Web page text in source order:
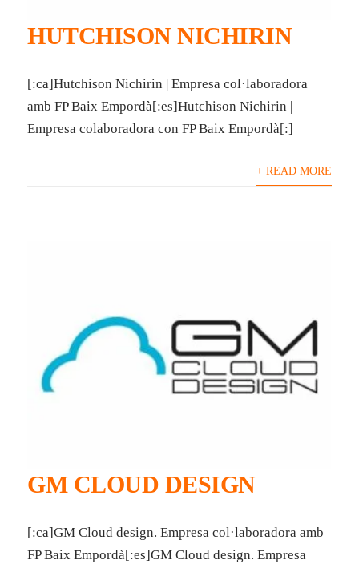
HUTCHISON NICHIRIN
[:ca]Hutchison Nichirin | Empresa col·laboradora
amb FP Baix Empordà[:es]Hutchison Nichirin |
Empresa colaboradora con FP Baix Empordà[:]
+ READ MORE
GM CLOUD DESIGN
[:ca]GM Cloud design. Empresa col·laboradora amb
FP Baix Empordà[:es]GM Cloud design. Empresa